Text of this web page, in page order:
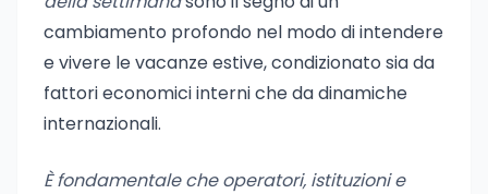
cambiamento profondo nel modo di intendere
e vivere le vacanze estive, condizionato sia da
fattori economici interni che da dinamiche
internazionali.
È fondamentale che operatori, istituzioni e